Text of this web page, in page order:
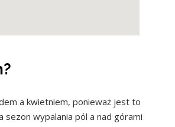
a kwietniem, ponieważ jest to
sezon wypalania pól a nad górami